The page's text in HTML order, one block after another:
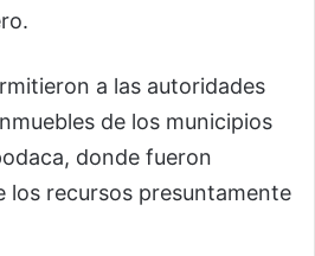
a las autoridades
de los municipios
donde fueron
los recursos presuntamente